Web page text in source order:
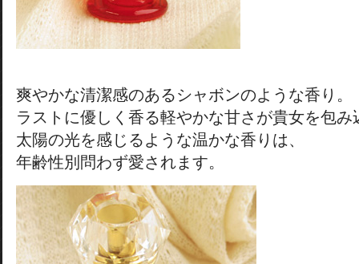
爽やかな清潔感のあるシャボンのような香り。
ラストに優しく香る軽やかな甘さが貴女を包み
太陽の光を感じるような温かな香りは、
年齢性別問わず愛されます。